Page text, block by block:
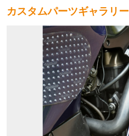
カスタムパーツギャラリー